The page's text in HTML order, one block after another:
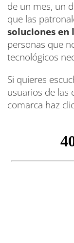
de un mes, un
que las
soluciones en
personas que
tecnológicos
Si quieres
usuarios de las
comarca haz